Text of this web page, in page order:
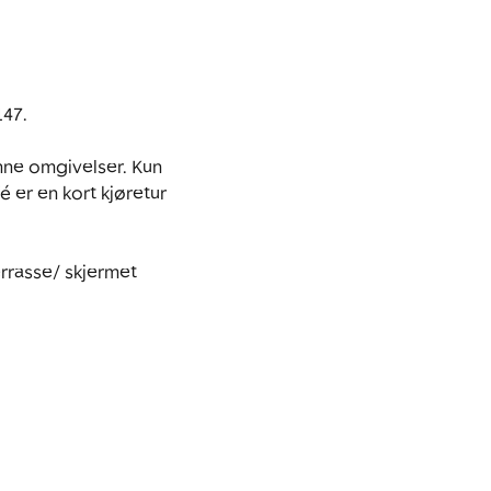
omgivelser. Kun
er en kort kjøretur
skjermet